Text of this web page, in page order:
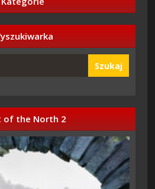
Szukaj
of the North 2